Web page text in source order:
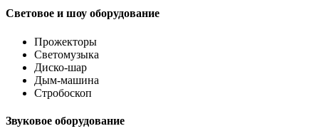
Световое и шоу оборудование
Прожекторы
Светомузыка
Диско-шар
Дым-машина
Стробоскоп
Звуковое оборудование